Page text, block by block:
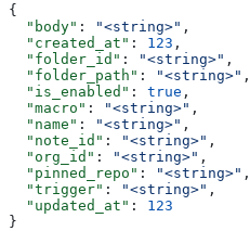
{
  "body"
: "<string>" ,
  "created_at"
: 123 ,
  "folder_id"
: "<string>" ,
  "folder_path"
: "<string>" ,
  "is_enabled"
: true ,
  "macro"
: "<string>" ,
  "name"
: "<string>" ,
  "note_id"
: "<string>" ,
  "org_id"
: "<string>" ,
  "pinned_repo"
: "<string>" ,
  "trigger"
: "<string>" ,
  "updated_at"
: 123
}